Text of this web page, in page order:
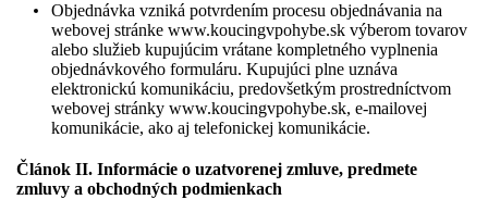
Objednávka vzniká potvrdením procesu objednávania na
webovej stránke www.koucingvpohybe.sk výberom tovarov
alebo služieb kupujúcim vrátane kompletného vyplnenia
objednávkového formuláru. Kupujúci plne uznáva
elektronickú komunikáciu, predovšetkým prostredníctvom
webovej stránky www.koucingvpohybe.sk, e-mailovej
komunikácie, ako aj telefonickej komunikácie.
Článok II. Informácie o uzatvorenej zmluve, predmete
zmluvy a obchodných podmienkach